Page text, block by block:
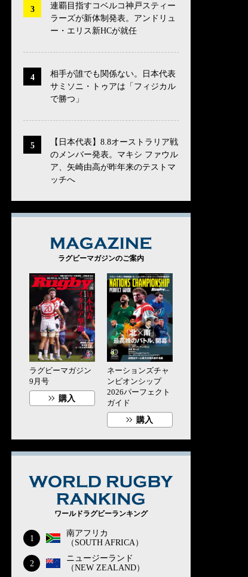
連覇目指すコベルコ神戸スティー
ラーズが新体制発表。アンドリュ
ー・エリス新HCが就任
相手が誰でも関係ない。日本代表
サミソニ・トゥアは「フィジカル
で勝つ」
【日本代表】8.8オーストラリア戦
のメンバー発表。マキシ ファウル
ア、矢崎由高が昨年来のテストマ
ッチへ
ラグビーマガジンのご案内
ラグビーマガジン
9月号
購入
ネーションズチャ
ンピオンシップ
2026パーフェクト
ガイド
購入
ワールドラグビーランキング
1
南アフリカ
（SOUTH AFRICA）
2
ニュージーランド
（NEW ZEALAND）